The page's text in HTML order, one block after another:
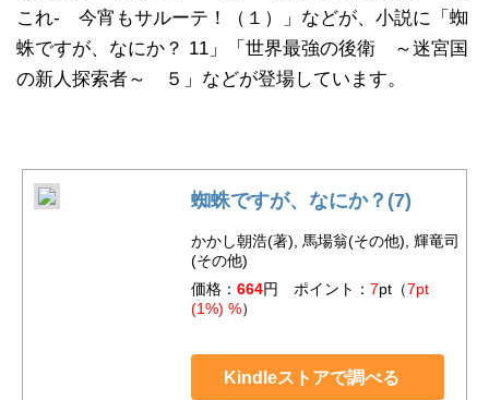
これ- 今宵もサルーテ！（１）」などが、小説に「蜘
蛛ですが、なにか？ 11」「世界最強の後衛 ～迷宮国
の新人探索者～ ５」などが登場しています。
蜘蛛ですが、なにか？(7)
かかし朝浩(著), 馬場翁(その他), 輝竜司
(その他)
価格： 664円 ポイント： 7pt（7pt
(1%) %）
Kindleストアで調べる